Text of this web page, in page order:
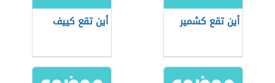
أين تقع كشمير أين تقع كييف